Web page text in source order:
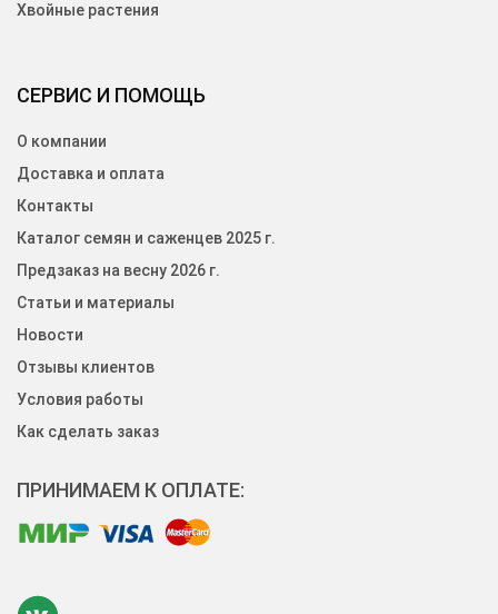
СЕРВИС И ПОМОЩЬ
О компании
Доставка и оплата
Контакты
Каталог семян и саженцев 2025 г.
Предзаказ на весну 2026 г.
Статьи и материалы
Новости
Отзывы клиентов
Условия работы
Как сделать заказ
Хвойные растения
ПРИНИМАЕМ К ОПЛАТЕ: